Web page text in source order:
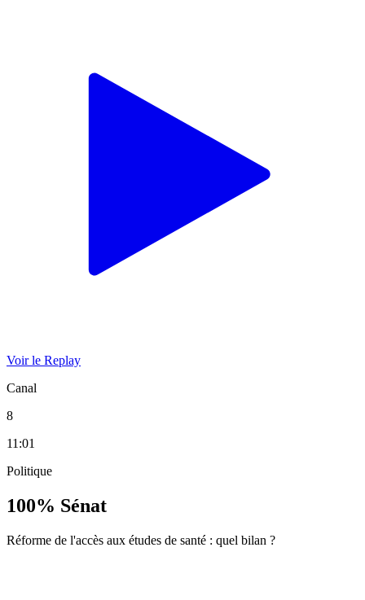
Voir le Replay
Canal
8
11:01
Politique
100% Sénat
Réforme de l'accès aux études de santé : quel bilan ?